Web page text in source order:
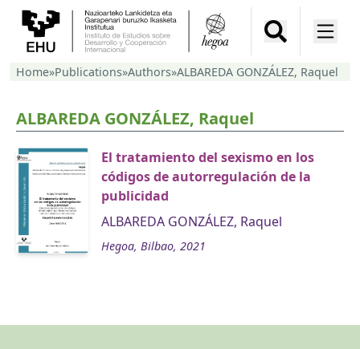
Home»Publications»Authors»ALBAREDA GONZÁLEZ, Raquel
ALBAREDA GONZÁLEZ, Raquel
El tratamiento del sexismo en los
códigos de autorregulación de la
publicidad
ALBAREDA GONZÁLEZ, Raquel
Hegoa, Bilbao, 2021